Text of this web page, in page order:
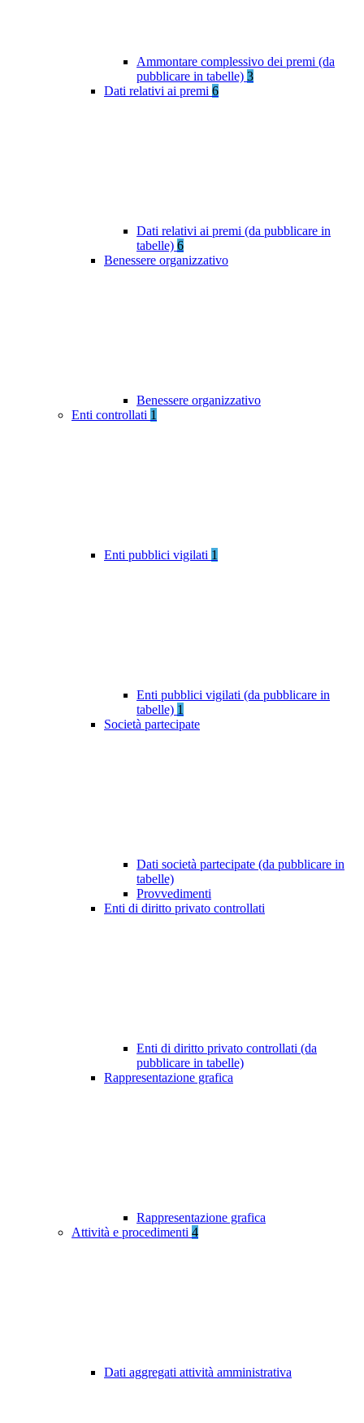
Ammontare complessivo dei premi (da
pubblicare in tabelle) 3
Dati relativi ai premi 6
Dati relativi ai premi (da pubblicare in
tabelle) 6
Benessere organizzativo
Benessere organizzativo
Enti controllati 1
Enti pubblici vigilati 1
Enti pubblici vigilati (da pubblicare in
tabelle) 1
Società partecipate
Dati società partecipate (da pubblicare in
tabelle)
Provvedimenti
Enti di diritto privato controllati
Enti di diritto privato controllati (da
pubblicare in tabelle)
Rappresentazione grafica
Rappresentazione grafica
Attività e procedimenti 4
Dati aggregati attività amministrativa